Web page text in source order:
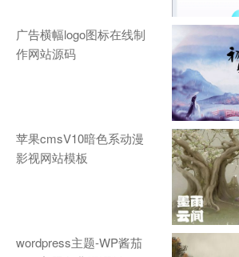
广告横幅logo图标在线制
作网站源码
苹果cmsV10暗色系动漫
影视网站模板
wordpress主题-WP酱茄